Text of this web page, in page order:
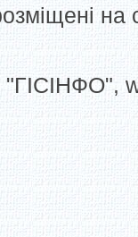
на